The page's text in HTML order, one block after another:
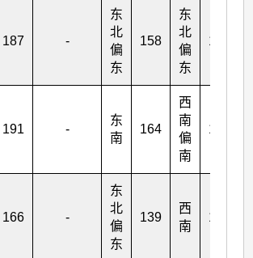
187 -
东
北
偏
东
158
东
北
偏
东
185
191 -
东
南
164
西
南
偏
南
194
166 -
东
北
偏
东
139
西
南
128